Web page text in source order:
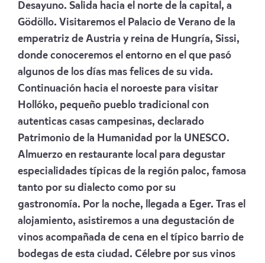
Desayuno. Salida hacia el norte de la capital, a
Gödöllo. Visitaremos el Palacio de Verano de la
emperatriz de Austria y reina de Hungría, Sissi,
donde conoceremos el entorno en el que pasó
algunos de los días mas felices de su vida.
Continuación hacia el noroeste para visitar
Hollóko, pequeño pueblo tradicional con
autenticas casas campesinas, declarado
Patrimonio de la Humanidad por la UNESCO.
Almuerzo en restaurante local para degustar
especialidades típicas de la región paloc, famosa
tanto por su dialecto como por su
gastronomía. Por la noche, llegada a Eger. Tras el
alojamiento, asistiremos a una degustación de
vinos acompañada de cena en el típico barrio de
bodegas de esta ciudad. Célebre por sus vinos